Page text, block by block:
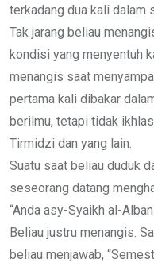
terkadang dua kali dalam
Tak jarang beliau
kondisi yang menyentuh
menangis saat
pertama kali dibakar
berilmu, tetapi tidak
Tirmidzi dan yang lain.
Suatu saat beliau duduk
seseorang datang
“Anda asy-Syaikh al-
Beliau justru menangis.
beliau menjawab,